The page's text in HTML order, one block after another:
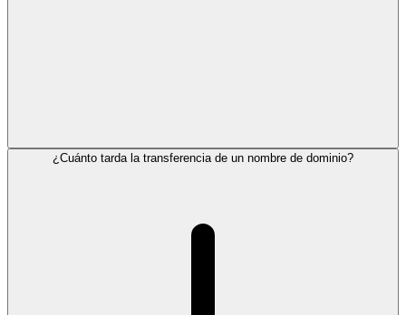
¿Cuánto tarda la transferencia de un nombre de dominio?